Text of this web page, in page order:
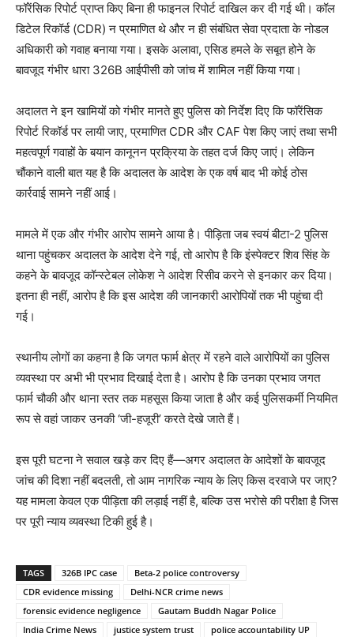
फॉरेंसिक रिपोर्ट प्राप्त किए बिना ही फाइनल रिपोर्ट दाखिल कर दी गई थी। कॉल
डिटेल रिकॉर्ड (CDR) न प्रमाणित थे और न ही संबंधित सेवा प्रदाता के नोडल
अधिकारी को गवाह बनाया गया। इसके अलावा, एसिड हमले के सबूत होने के
बावजूद गंभीर धारा 326B आईपीसी को जांच में शामिल नहीं किया गया।
अदालत ने इन खामियों को गंभीर मानते हुए पुलिस को निर्देश दिए कि फॉरेंसिक
रिपोर्ट रिकॉर्ड पर लायी जाए, प्रमाणित CDR और CAF पेश किए जाएं तथा सभी
महत्वपूर्ण गवाहों के बयान कानूनन प्रक्रिया के तहत दर्ज किए जाएं। लेकिन
चौंकाने वाली बात यह है कि अदालत के आदेश के एक वर्ष बाद भी कोई ठोस
कार्रवाई सामने नहीं आई।
मामले में एक और गंभीर आरोप सामने आया है। पीड़िता जब स्वयं बीटा-2 पुलिस
थाना पहुंचकर अदालत के आदेश देने गई, तो आरोप है कि इंस्पेक्टर शिव सिंह के
कहने के बावजूद कॉन्स्टेबल लोकेश ने आदेश रिसीव करने से इनकार कर दिया।
इतना ही नहीं, आरोप है कि इस आदेश की जानकारी आरोपियों तक भी पहुंचा दी
गई।
स्थानीय लोगों का कहना है कि जगत फार्म क्षेत्र में रहने वाले आरोपियों का पुलिस
व्यवस्था पर अभी भी प्रभाव दिखाई देता है। आरोप है कि उनका प्रभाव जगत
फार्म चौकी और थाना स्तर तक महसूस किया जाता है और कई पुलिसकर्मी नियमित
रूप से वहां जाकर उनकी ‘जी-हजूरी’ करते देखे जाते हैं।
इस पूरी घटना ने सवाल खड़े कर दिए हैं—अगर अदालत के आदेशों के बावजूद
जांच की दिशा नहीं बदलती, तो आम नागरिक न्याय के लिए किस दरवाजे पर जाए?
यह मामला केवल एक पीड़िता की लड़ाई नहीं है, बल्कि उस भरोसे की परीक्षा है जिस
पर पूरी न्याय व्यवस्था टिकी हुई है।
TAGS 326B IPC case
Beta-2 police controversy
CDR evidence missing
Delhi-NCR crime news
forensic evidence negligence
Gautam Buddh Nagar Police
India Crime News
justice system trust
police accountability UP